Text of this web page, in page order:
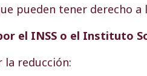
pueden tener derecho
el INSS o el Instituto
la reducción: